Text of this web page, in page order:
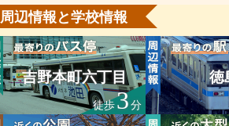
周辺情報と学校情報
吉野本町六丁目
徒歩3分
徳